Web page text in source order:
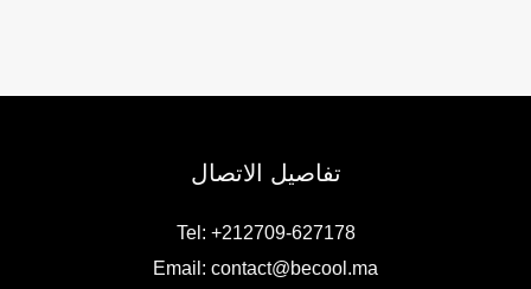
تفاصيل الاتصال
Tel: +212709-627178
Email: contact@becool.ma